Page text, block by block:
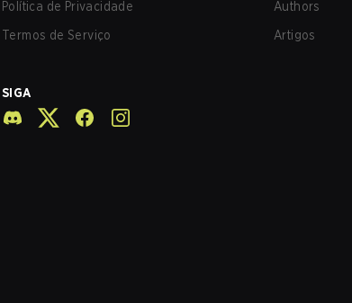
Política de Privacidade
Termos de Serviço
SIGA
Authors
Artigos